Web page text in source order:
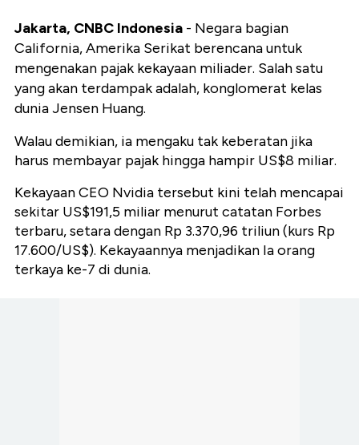
Jakarta, CNBC Indonesia - Negara bagian
California, Amerika Serikat berencana untuk
mengenakan pajak kekayaan miliader. Salah satu
yang akan terdampak adalah, konglomerat kelas
dunia Jensen Huang.
Walau demikian, ia mengaku tak keberatan jika
harus membayar pajak hingga hampir US$8 miliar.
Kekayaan CEO Nvidia tersebut kini telah mencapai
sekitar US$191,5 miliar menurut catatan Forbes
terbaru, setara dengan Rp 3.370,96 triliun (kurs Rp
17.600/US$). Kekayaannya menjadikan Ia orang
terkaya ke-7 di dunia.